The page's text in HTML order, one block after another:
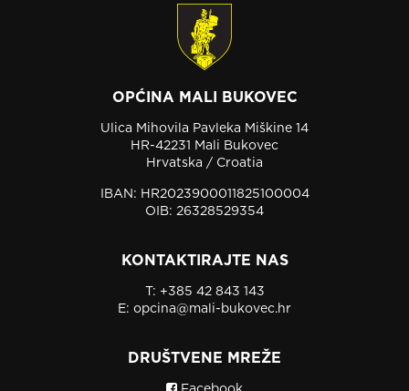
OPĆINA MALI BUKOVEC
Ulica Mihovila Pavleka Miškine 14
HR-42231 Mali Bukovec
Hrvatska / Croatia
IBAN: HR2023900011825100004
OIB: 26328529354
KONTAKTIRAJTE NAS
T: +385 42 843 143
E: opcina@mali-bukovec.hr
DRUŠTVENE MREŽE